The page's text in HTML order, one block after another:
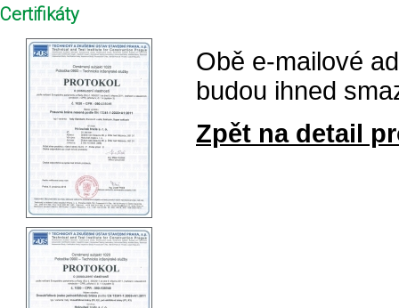
Obě e-mailové
budou ihned
Zpět na detail
Certifikáty